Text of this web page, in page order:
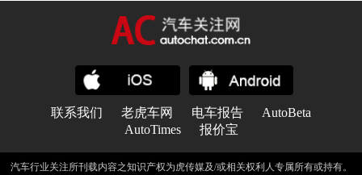
联系我们 老虎车网 电车报告
AutoBeta
AutoTimes
报价宝
汽车行业关注所刊载内容之知识产权为虎传媒及/或相关权利人专属所有或持有。